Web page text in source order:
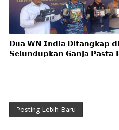
𝗗𝘂𝗮 𝗪𝗡 𝗜𝗻𝗱𝗶𝗮 𝗗𝗶𝘁𝗮𝗻𝗴𝗸𝗮𝗽
𝗦𝗲𝗹𝘂𝗻𝗱𝘂𝗽𝗸𝗮𝗻 𝗚𝗮𝗻𝗷𝗮 𝗣𝗮𝘀𝘁𝗮
Posting Lebih Baru